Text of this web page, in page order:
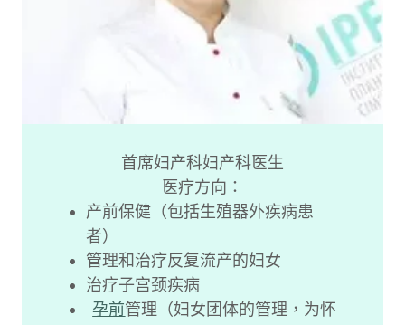
首席妇产科妇产科医生
医疗方向：
产前保健（包括生殖器外疾病患
者）
管理和治疗反复流产的妇女
治疗子宫颈疾病
孕前管理（妇女团体的管理，为怀